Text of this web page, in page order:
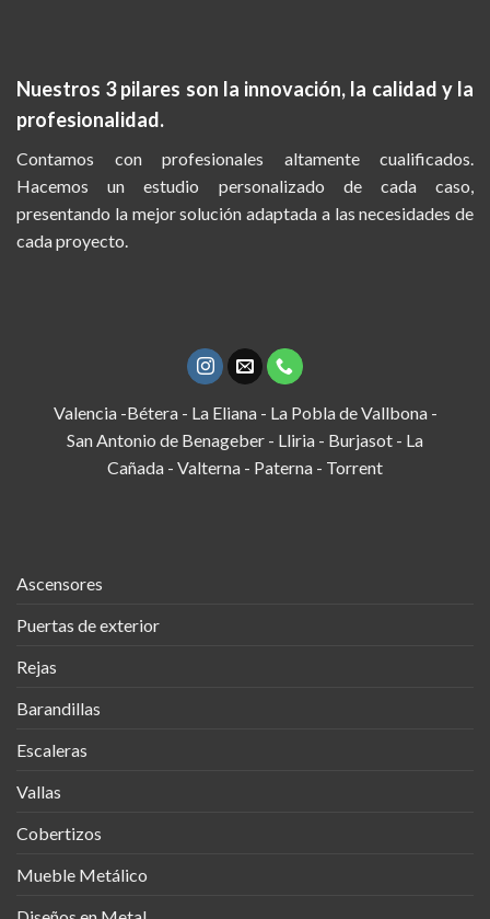
Nuestros 3 pilares son la innovación, la calidad y la
profesionalidad.
Contamos con profesionales altamente cualificados.
Hacemos un estudio personalizado de cada caso,
presentando la mejor solución adaptada a las necesidades de
cada proyecto.
Valencia -Bétera - La Eliana - La Pobla de Vallbona -
San Antonio de Benageber - Lliria - Burjasot - La
Cañada - Valterna - Paterna - Torrent
Ascensores
Puertas de exterior
Rejas
Barandillas
Escaleras
Vallas
Cobertizos
Mueble Metálico